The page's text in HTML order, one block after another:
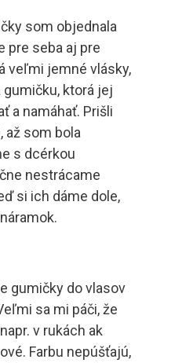
som objednala
pre seba aj pre
veľmi jemné vlásky,
ktorá jej
a namáhať. Prišli
až som bola
s dcérkou
nestrácame
si ich dáme dole,
gumičky do vlasov
sa mi páči, že
v rukách ak
Farbu nepúšťajú,